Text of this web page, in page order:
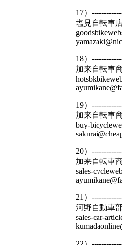
17）
塩見自転車
18）
加来自転車
19）
加来自転車
buy-
20）
加来自転車
sales-
21）
河野自動車
sales-car-
22）